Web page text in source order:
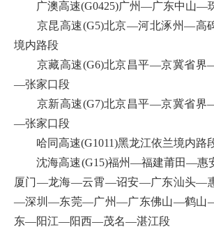
广澳高速(G0425)广州—广东中山—
京昆高速(G5)北京—河北涿州—高碑
境内路段
京藏高速(G6)北京昌平—京冀省界
—张家口段
京新高速(G7)北京昌平—京冀省界
—张家口段
哈同高速(G1011)黑龙江依兰境内路
沈海高速(G15)福州—福建莆田—
厦门—龙海—云霄—诏安—广东汕头—
—深圳—东莞—广州—广东佛山—鹤山
东—阳江—阳西—茂名—湛江段